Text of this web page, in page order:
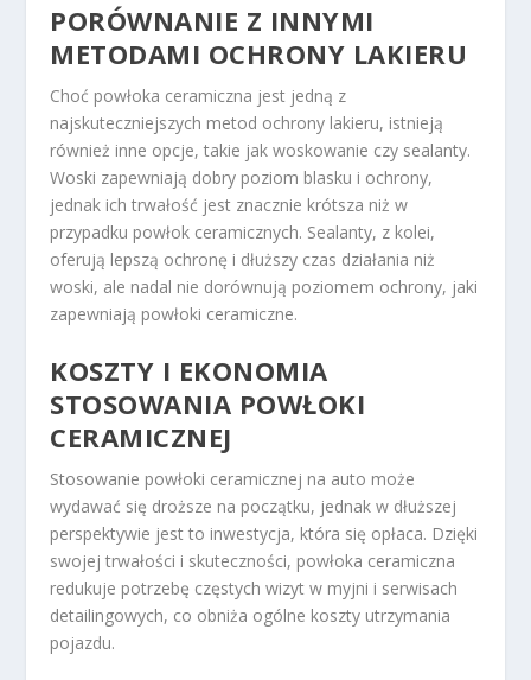
PORÓWNANIE Z INNYMI
METODAMI OCHRONY LAKIERU
Choć powłoka ceramiczna jest jedną z
najskuteczniejszych metod ochrony lakieru, istnieją
również inne opcje, takie jak woskowanie czy sealanty.
Woski zapewniają dobry poziom blasku i ochrony,
jednak ich trwałość jest znacznie krótsza niż w
przypadku powłok ceramicznych. Sealanty, z kolei,
oferują lepszą ochronę i dłuższy czas działania niż
woski, ale nadal nie dorównują poziomem ochrony, jaki
zapewniają powłoki ceramiczne.
KOSZTY I EKONOMIA
STOSOWANIA POWŁOKI
CERAMICZNEJ
Stosowanie powłoki ceramicznej na auto może
wydawać się droższe na początku, jednak w dłuższej
perspektywie jest to inwestycja, która się opłaca. Dzięki
swojej trwałości i skuteczności, powłoka ceramiczna
redukuje potrzebę częstych wizyt w myjni i serwisach
detailingowych, co obniża ogólne koszty utrzymania
pojazdu.